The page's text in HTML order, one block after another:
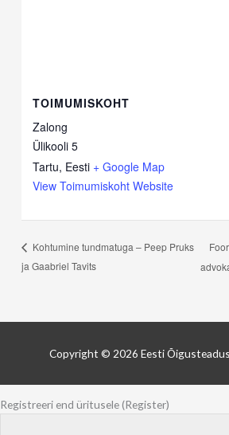
TOIMUMISKOHT
Zalong
Ülikooli 5
Tartu, Eesti + Google Map
View Toimumiskoht Website
Kohtumine tundmatuga – Peep Pruks
ja Gaabriel Tavits
Copyright © 2026 Eesti
Registreeri end üritusele (Register)